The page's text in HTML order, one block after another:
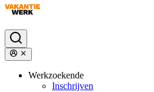
Werkzoekende
Inschrijven